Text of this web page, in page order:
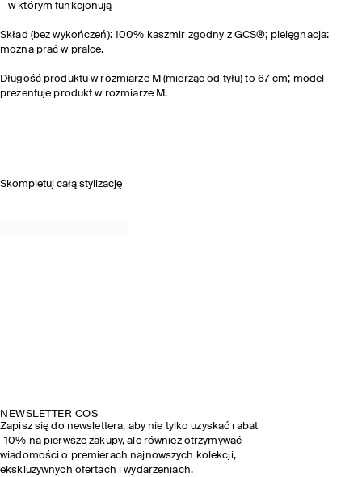
w którym funkcjonują
Skład (bez wykończeń): 100% kaszmir zgodny z GCS®; pielęgnacja:
można prać w pralce.
Długość produktu w rozmiarze M (mierząc od tyłu) to 67 cm; model
prezentuje produkt w rozmiarze M.
Skompletuj całą stylizację
NEWSLETTER COS
Zapisz się do newslettera, aby nie tylko uzyskać rabat
-10% na pierwsze zakupy, ale również otrzymywać
wiadomości o premierach najnowszych kolekcji,
ekskluzywnych ofertach i wydarzeniach.